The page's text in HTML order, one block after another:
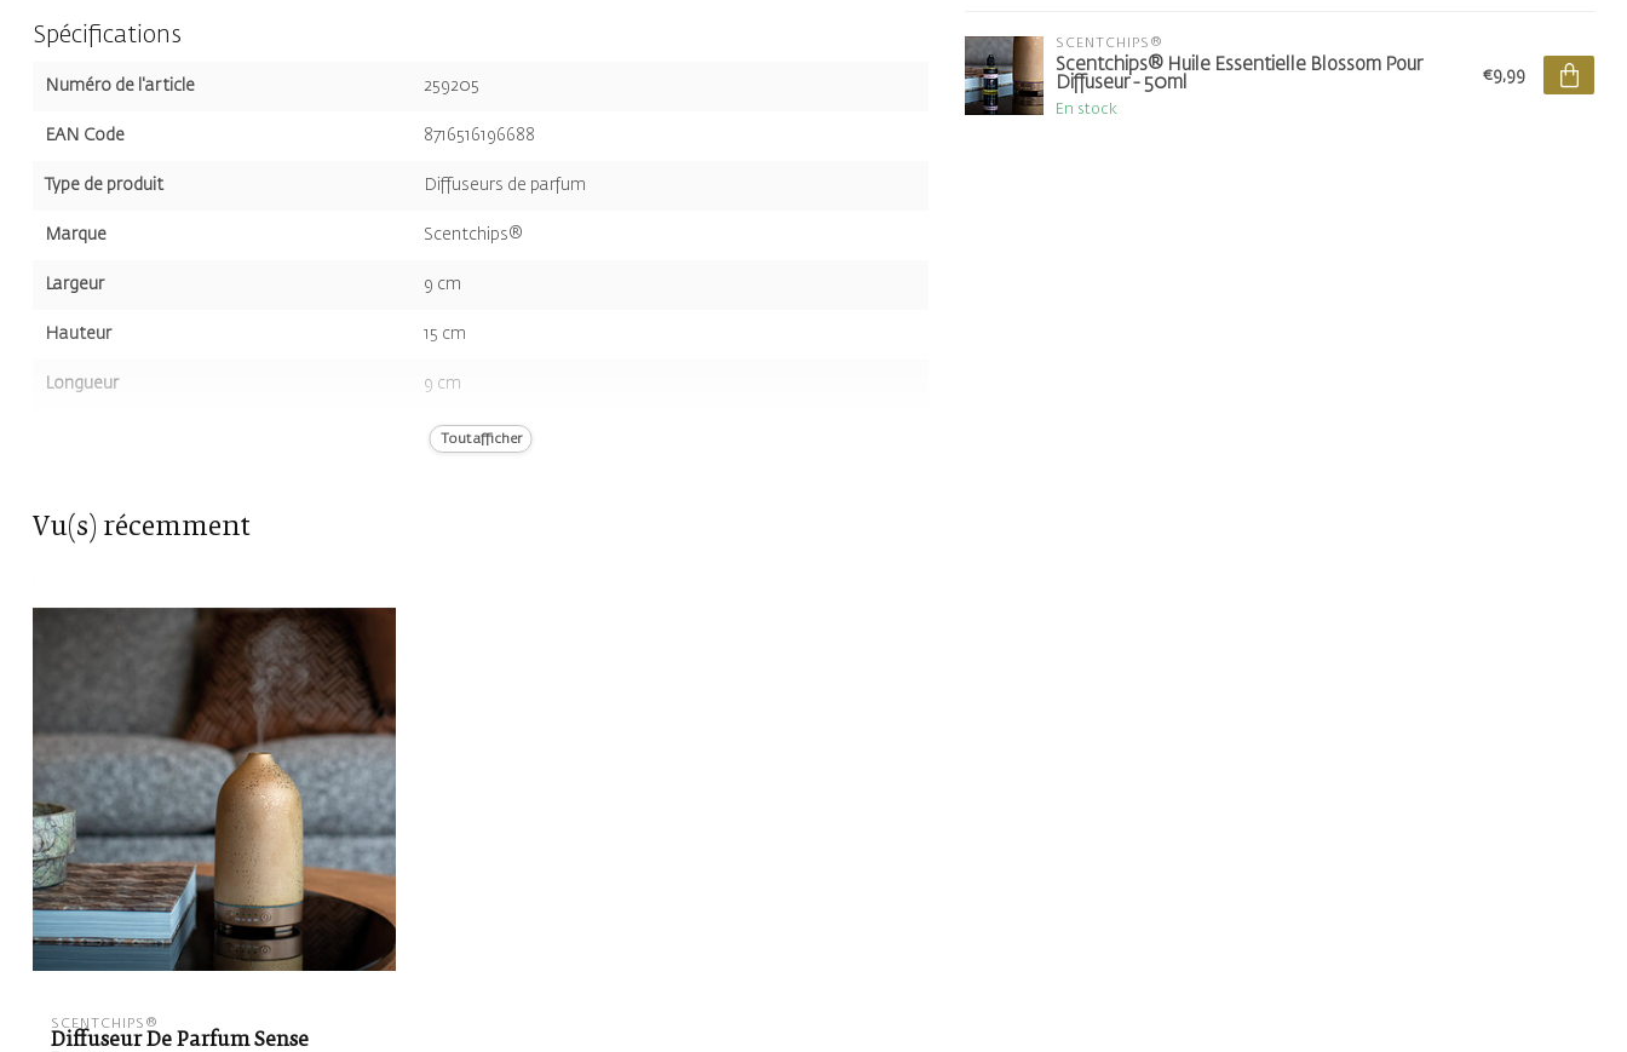
Spécifications
Numéro de l'article 259205
EAN Code 8716516196688
Type de produit Diffuseurs de parfum
Marque Scentchips®
Largeur 9 cm
Hauteur 15 cm
Longueur 9 cm
0 grTout afficher
SCENTCHIPS®
Scentchips® Huile Essentielle Blossom Pour
Diffuseur - 50ml
En stock
€9,99
Vu(s) récemment
SCENTCHIPS®
Diffuseur De Parfum Sense